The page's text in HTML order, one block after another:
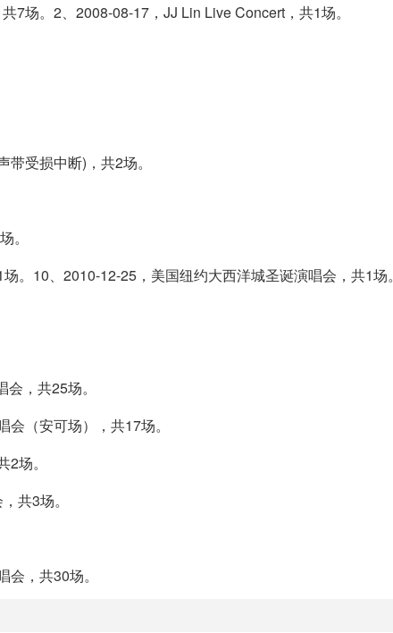
7场。2、2008-08-17，JJ Lin Live Concert，共1场。
受损中断)，共2场。
。
。10、2010-12-25，美国纽约大西洋城圣诞演唱会，共1场。
，共25场。
（安可场），共17场。
场。
共3场。
，共30场。